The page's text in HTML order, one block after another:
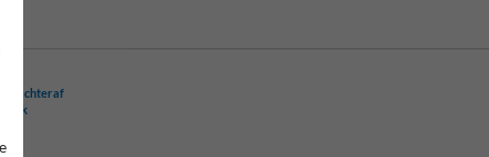
achteraf